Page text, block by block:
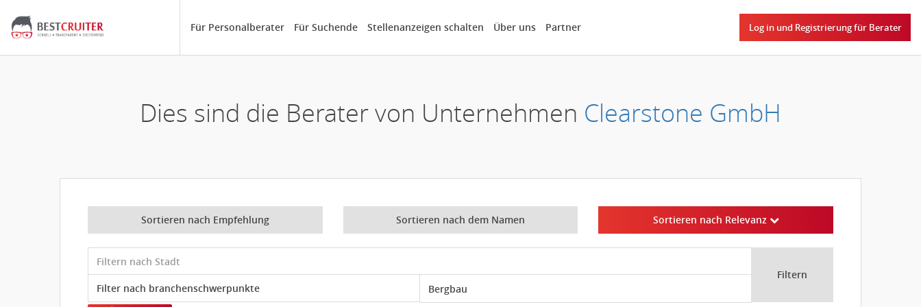
Für Personalberater Für Suchende Stellenanzeigen schalten Über uns Partner Log in und Registrierung für Berater
Dies sind die Berater von Unternehmen Clearstone GmbH
Sortieren nach Empfehlung Sortieren nach dem Namen Sortieren nach Relevanz
Filtern